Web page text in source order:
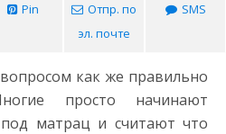
Pin
Отпр. по
эл. почте
SMS
как же правильно
просто начинают
матрац и считают что